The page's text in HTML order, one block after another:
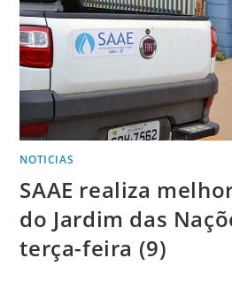
NOTICIAS
SAAE realiza
do Jardim das
terça-feira (9)